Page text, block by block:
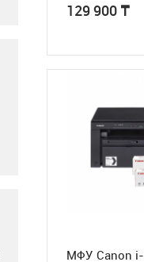
129 900 ₸
МФУ Canon i-